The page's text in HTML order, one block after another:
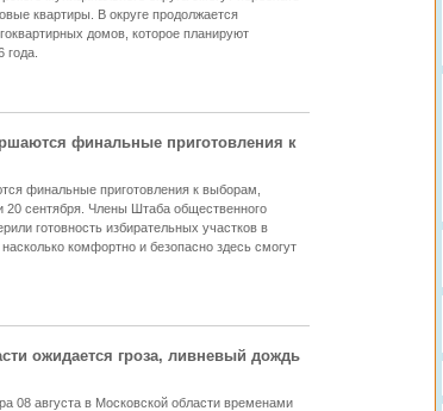
квартиры. В округе продолжается
домов, которое планируют
года.
финальные приготовления к
финальные приготовления к выборам,
20 сентября. Члены Штаба общественного
готовность избирательных участков в
комфортно и безопасно здесь смогут
ожидается гроза, ливневый дождь
08 августа в Московской области временами